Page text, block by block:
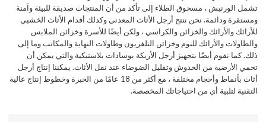
تشمل الورنيش ، مسحوق الطلاء إلى تأكد من أن المنتجات صديقة للبيئة وآمنة
ومستقرة ودائمة. نحن ننتج أرجل الأثاث المعدني وكذلك أقدام الأثاث الخشبي
للأرائك والأرائك والخزائن والكراسي ، ولكن أيضًا للأسرة وخزائن الملابس
والطاولات والأرائك للنوم وخزائن التلفزيون وطاولات النهاية والمكاتب وما إلى
ذلك. كما نقوم أيضًا بتجهيز أرجل الأريكة بوسادات بلاستيكية والتي يمكن أن
تحمي الأرضية من الخدوش وتقليل الضوضاء عند نقل الأثاث. يمكننا إنتاج أرجل
أثاث بأنماط وأحجام مختلفة ، مع أكثر من 18 عامًا من الخبرة وخطوط إنتاج عالية
التقنية لتلبية أي من احتياجاتك المخصصة.